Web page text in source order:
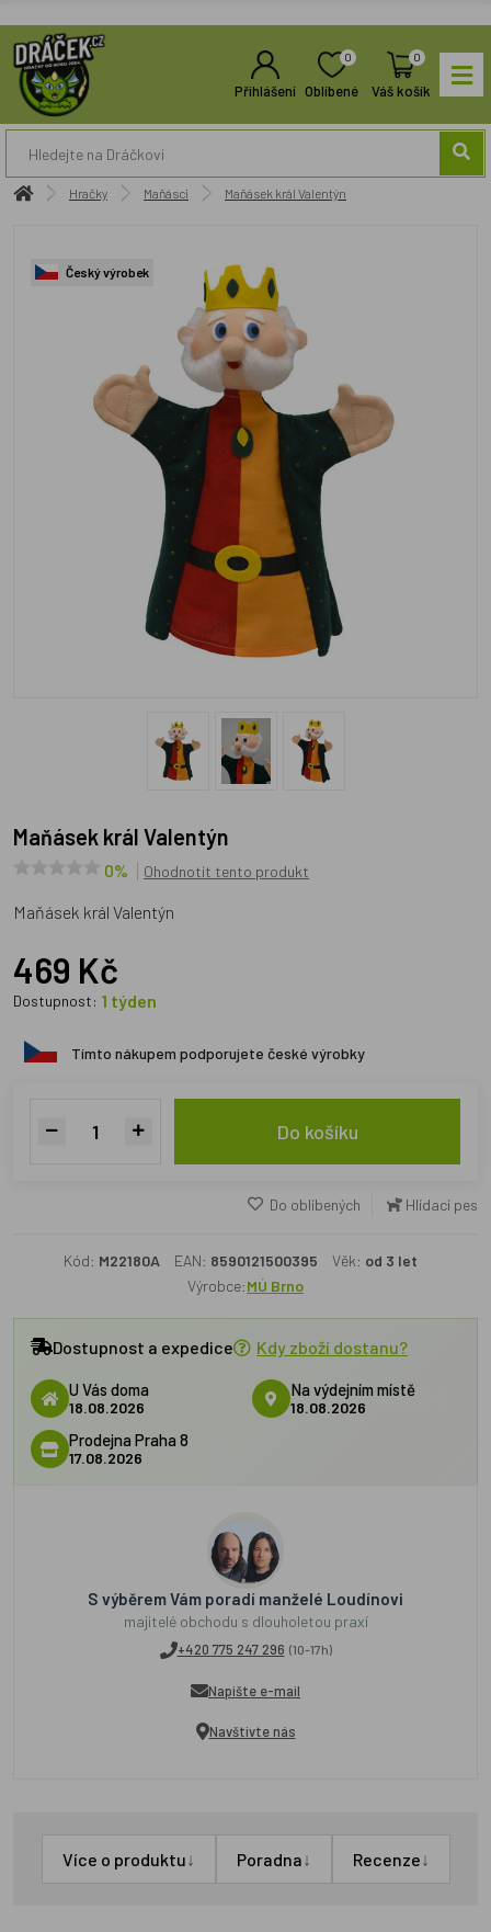
Přihlášení
0
Oblíbené
0
Váš košík
Hračky Maňásci Maňásek král Valentýn
Český výrobek
Maňásek král Valentýn
0% Ohodnotit tento produkt
Maňásek král Valentýn
469 Kč
Dostupnost: 1 týden
Tímto nákupem podporujete české výrobky
Do košíku
Do oblíbených Hlídací pes
Kód: M22180A EAN: 8590121500395 Věk: od 3 let
Výrobce:MÚ Brno
Dostupnost a expedice Kdy zboží dostanu?
U Vás doma
18.08.2026
Na výdejním místě
18.08.2026
Prodejna Praha 8
17.08.2026
S výběrem Vám poradí manželé Loudínovi
majitelé obchodu s dlouholetou praxí
+420 775 247 296 (10-17h)
Napište e-mail
Navštivte nás
Více o produktu↓ Poradna↓ Recenze↓